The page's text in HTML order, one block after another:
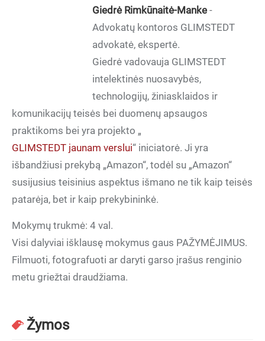
Giedrė Rimkūnaitė-Manke -
Advokatų kontoros GLIMSTEDT
advokatė, ekspertė.
Giedrė vadovauja GLIMSTEDT
intelektinės nuosavybės,
technologijų, žiniasklaidos ir
komunikacijų teisės bei duomenų apsaugos
praktikoms bei yra projekto „
GLIMSTEDT jaunam verslui“ iniciatorė. Ji yra
išbandžiusi prekybą „Amazon“, todėl su „Amazon“
susijusius teisinius aspektus išmano ne tik kaip teisės
patarėja, bet ir kaip prekybininkė.
Mokymų trukmė: 4 val.
Visi dalyviai išklausę mokymus gaus PAŽYMĖJIMUS.
Filmuoti, fotografuoti ar daryti garso įrašus renginio
metu griežtai draudžiama.
Žymos